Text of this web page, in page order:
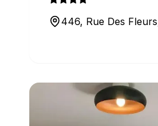
446, Rue Des